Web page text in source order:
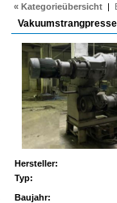
« Kategorieübersicht |
Hersteller:
Typ:
Baujahr: